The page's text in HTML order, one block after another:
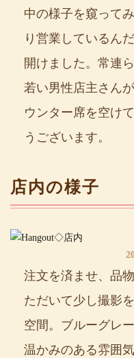
中の様子を窺って
り営業しているん
開けました。常連
若い男性店主さん
ウンター席を空け
うございます。
店内の様子
注文を済ませ、品
ただいて少し撮影
空間。ブルーグレ
温かみのある雰囲